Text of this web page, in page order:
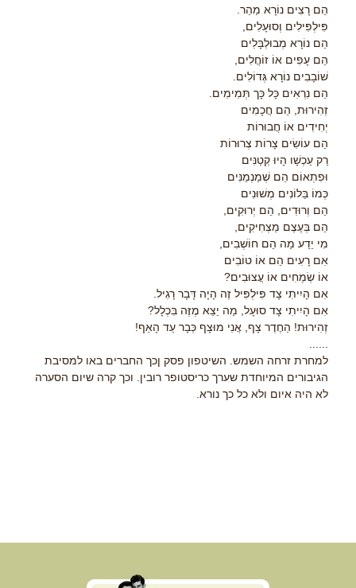
הֵם רָצִים נוֹרָא מַהֵר.
פִּילְפִּילִים וְסוּעָלִים,
הֵם נוֹרָא מְבוּלְבָּלִים
הֵם עָפִים אוֹ זוֹחֲלִים,
שׁוֹבָבִים נוֹרָא גְּדוֹלִים.
הֵם נִרְאִים כָּל כָּך תְּמִימִים.
זְהִירוּת, הֵם חֲכָמִים
יְחִידִים אוֹ חֲבוּרוֹת
הֵם עוֹשִׂים צָרוֹת צְרוּרוֹת
רַק עַכְשָׁו הָיוּ קְטַנִּים
וּפִתְאוֹם הֵם שְׁמַנְמַנִּים
כְּמוֹ בַּלוֹנִים מְשׁוּנִים
הֵם וְרוּדִים, הֵם יְרוּקִים,
הֵם בְּעֶצֶם מַצְחִיקִים,
מִי יֵדַע מַה הֵם חוֹשְׁבִים,
אִם רָעִים הֵם אוֹ טוֹבִים
אוֹ שְׂמֵחִים אוֹ עֲצוּבִים?
אִם הָיִיתִי צָד פִּילְפִּיל זֶה הָיָה דָּבָר רָגִיל.
אִם הָיִיתִי צָד סוּעָל, מַה יֵצֵא מֶזֶּה בִּכְלָל?
זְהִירוּת! הַחֶדֶר צָף, אֲנִי מוּצָף כְּבָר עַד הָאַף!
למחרת זרחה השמש. השיטפון פסק ןכך החברים באו למסיבת
הגיבורים המיוחדת שערך כריסטופר רובין. וכך קרה שיום הסערה
לא היה איום ולא כל כך נורא.